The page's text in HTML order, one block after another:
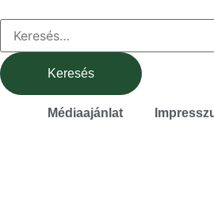
Médiaajánlat